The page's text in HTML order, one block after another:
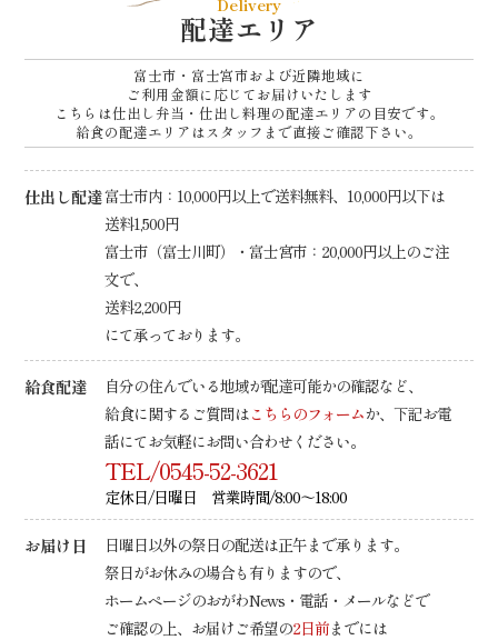
ョ
Delivery
配達エリア
富士市・富士宮市および近隣地域に
ご利用金額に応じてお届けいたします
こちらは仕出し弁当・仕出し料理の配達エリアの目安です。
給食の配達エリアはスタッフまで直接ご確認下さい。
仕出し配達富士市内：10,000円以上で送料無料、10,000円以下は
送料1,500円
富士市（富士川町）・富士宮市：20,000円以上のご注
文で、
送料2,200円
にて承っております。
給食配達
自分の住んでいる地域が配達可能かの確認など、
給食に関するご質問はこちらのフォームか、下記お電
話にてお気軽にお問い合わせください。
TEL/0545-52-3621
定休日/日曜日 営業時間/8:00～18:00
お届け日
日曜日以外の祭日の配送は正午まで承ります。
祭日がお休みの場合も有りますので、
ホームページのおがわNews・電話・メールなどで
ご確認の上、 お届けご希望の2日前までには